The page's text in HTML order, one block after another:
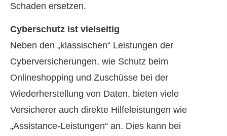
Schaden ersetzen.
Cyberschutz ist vielseitig
Neben den „klassischen“ Leistungen der
Cyberversicherungen, wie Schutz beim
Onlineshopping und Zuschüsse bei der
Wiederherstellung von Daten, bieten viele
Versicherer auch direkte Hilfeleistungen wie
„Assistance-Leistungen“ an. Dies kann bei